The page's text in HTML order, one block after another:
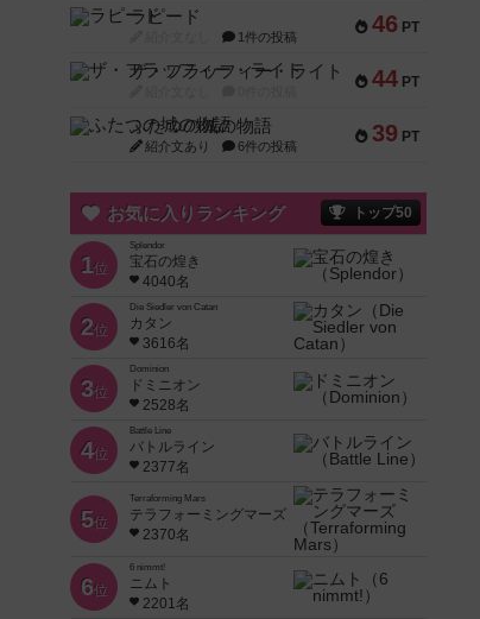
46 PT
ラピード
1件の投稿
44 PT
ザ・フラッフィー・ライト
39 PT
ふたつの城の物語
紹介文あり 6件の投稿
お気に入りランキング トップ50
1位
Splendor
宝石の煌き
4040名
2位
Die Siedler von Catan
カタン
3616名
3位
Dominion
ドミニオン
2528名
4位
Battle Line
バトルライン
2377名
5位
Terraforming Mars
テラフォーミングマーズ
2370名
6位
6 nimmt!
ニムト
2201名